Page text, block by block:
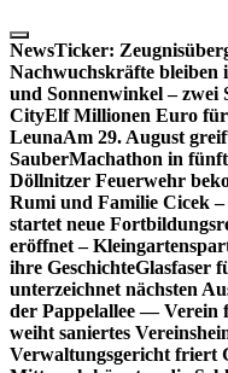
NewsTicker:
Nachwuchskräfte bleiben
und Sonnenwinkel – zwei
CityElf Millionen Euro für
LeunaAm 29. August
SauberMachathon in
Döllnitzer Feuerwehr
Rumi und Familie Cicek
startet neue
eröffnet –
ihre GeschichteGlasfaser
unterzeichnet nächsten
der Pappelallee — Verein
weiht saniertes
Verwaltungsgericht friert